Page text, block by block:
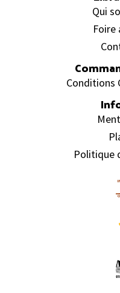
Qui
Foire
Conditions
Politique